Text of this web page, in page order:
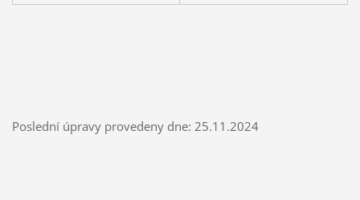
Poslední úpravy provedeny dne: 25.11.2024